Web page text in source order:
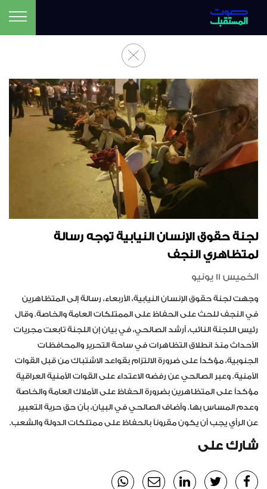
لجنة حقوق الإنسان النيابية توجه رسالة
لمتظاهري النجف
الخميس 11 يونيو
وجهت لجنة حقوق الإنسان النيابية، الأربعاء، رسالة إلى المتظاهرين
في النجف للحث على الحفاظ على الممتلكات العامة والخاصة. وقال
رئيس اللجنة النائب، أرشد الصالحي، في بيان إن اللجنة تابعت مجريات
الأحداث منذ انطلاق التظاهرات في ساحة التحرير والمحافظات
الجنوبية، مؤكداً على ضرورة الالتزام بقواعد الاشتباك من قبل القوات
الأمنية. وعبر الصالحي عن رفضه الاعتداء على القوات الأمنية العراقية
مؤكداً على المتظاهرين بضرورة الحفاظ على الأملاك العامة والخاصة
وعدم المساس بها. وأضاف الصالحي في البيان، بأن حق حرية التعبير
عن الرأي يجب أن يكون مقروناً بالحفاظ على ممتلكات الدولة والشعب.
شارك على